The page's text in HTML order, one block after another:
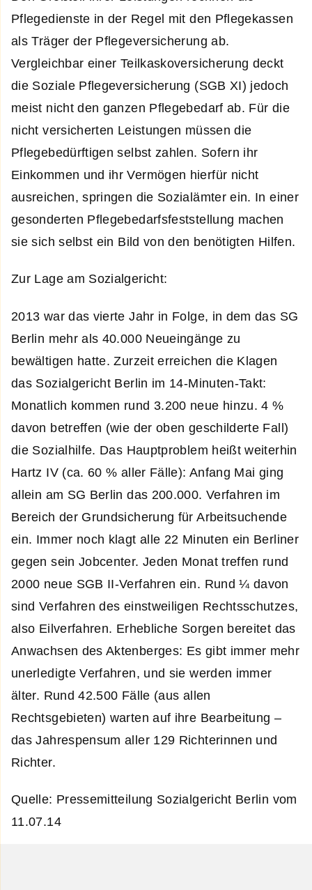
Pflegedienste in der Regel mit den Pflegekassen
als Träger der Pflegeversicherung ab.
Vergleichbar einer Teilkaskoversicherung deckt
die Soziale Pflegeversicherung (SGB XI) jedoch
meist nicht den ganzen Pflegebedarf ab. Für die
nicht versicherten Leistungen müssen die
Pflegebedürftigen selbst zahlen. Sofern ihr
Einkommen und ihr Vermögen hierfür nicht
ausreichen, springen die Sozialämter ein. In einer
gesonderten Pflegebedarfsfeststellung machen
sie sich selbst ein Bild von den benötigten Hilfen.
Zur Lage am Sozialgericht:
2013 war das vierte Jahr in Folge, in dem das SG
Berlin mehr als 40.000 Neueingänge zu
bewältigen hatte. Zurzeit erreichen die Klagen
das Sozialgericht Berlin im 14-Minuten-Takt:
Monatlich kommen rund 3.200 neue hinzu. 4 %
davon betreffen (wie der oben geschilderte Fall)
die Sozialhilfe. Das Hauptproblem heißt weiterhin
Hartz IV (ca. 60 % aller Fälle): Anfang Mai ging
allein am SG Berlin das 200.000. Verfahren im
Bereich der Grundsicherung für Arbeitsuchende
ein. Immer noch klagt alle 22 Minuten ein Berliner
gegen sein Jobcenter. Jeden Monat treffen rund
2000 neue SGB II-Verfahren ein. Rund ¼ davon
sind Verfahren des einstweiligen Rechtsschutzes,
also Eilverfahren. Erhebliche Sorgen bereitet das
Anwachsen des Aktenberges: Es gibt immer mehr
unerledigte Verfahren, und sie werden immer
älter. Rund 42.500 Fälle (aus allen
Rechtsgebieten) warten auf ihre Bearbeitung –
das Jahrespensum aller 129 Richterinnen und
Richter.
Quelle: Pressemitteilung Sozialgericht Berlin vom
11.07.14